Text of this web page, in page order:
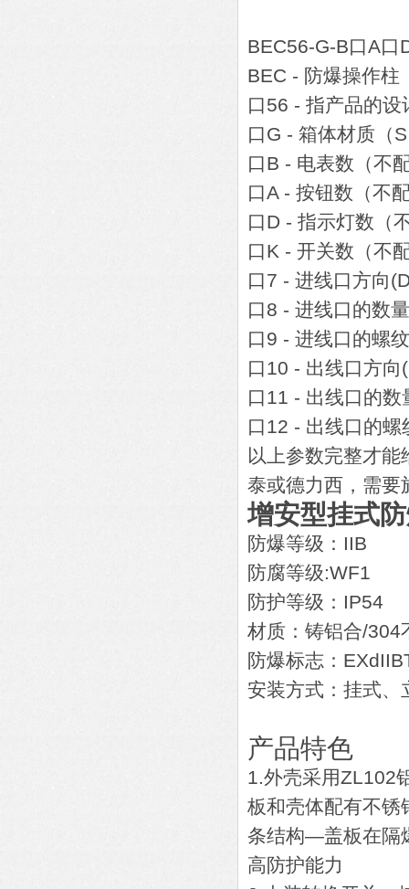
BEC56-G-B口A口
BEC - 防爆操作柱
口56 - 指产品的
口G - 箱体材质（
口B - 电表数（不
口A - 按钮数（不
口D - 指示灯数（
口K - 开关数（不
口7 - 进线口方向
口8 - 进线口的数量
口9 - 进线口的螺
口10 - 出线口方
口11 - 出线口的数
口12 - 出线
以上参数完整才
泰或德力西，需要
增安型挂式
防爆等级：IIB
防腐等级:WF1
防护等级：IP54
材质：铸铝合/304
防爆标志：
安装方式：挂式、
产品特色
1.外壳采用ZL102
板和壳体配有不锈
条结构—盖板在隔
高防护能力